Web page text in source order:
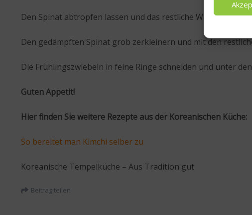
Den Spinat abtropfen lassen und das restliche Wasser
Den gedämpften Spinat grob zerkleinern und mit den
Die Frühlingszwiebeln in feine Ringe schneiden und unter
Guten Appetit!
Hier finden Sie weitere Rezepte aus der Koreanischen Küche:
So bereitet man Kimchi selber zu
Koreanische Tempelküche – Aus Tradition gut
Beitrag teilen